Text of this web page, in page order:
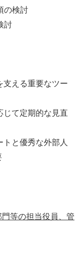
検討
討
える重要なツー
て定期的な見直
と優秀な外部人
等の担当役員、管